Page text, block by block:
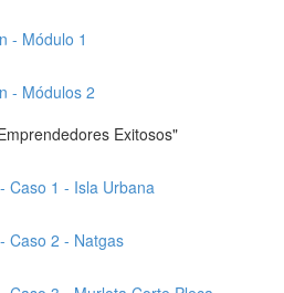
- Módulo 1
- Módulos 2
Exitosos"
Caso 1 - Isla Urbana
Caso 2 - Natgas